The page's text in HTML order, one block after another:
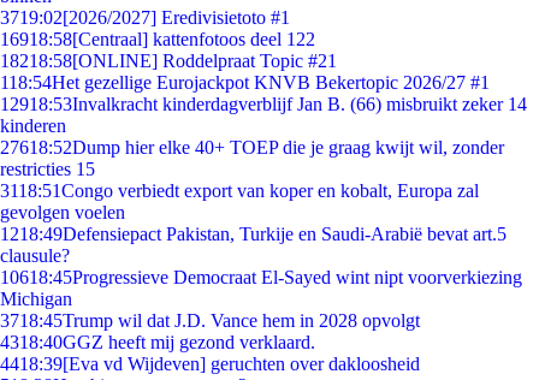
3719:02[2026/2027] Eredivisietoto #1
16918:58[Centraal] kattenfotoos deel 122
18218:58[ONLINE] Roddelpraat Topic #21
118:54Het gezellige Eurojackpot KNVB Bekertopic 2026/27 #1
12918:53Invalkracht kinderdagverblijf Jan B. (66) misbruikt zeker 14
kinderen
27618:52Dump hier elke 40+ TOEP die je graag kwijt wil, zonder
restricties 15
3118:51Congo verbiedt export van koper en kobalt, Europa zal
gevolgen voelen
1218:49Defensiepact Pakistan, Turkije en Saudi-Arabië bevat art.5
clausule?
10618:45Progressieve Democraat El-Sayed wint nipt voorverkiezing
Michigan
3718:45Trump wil dat J.D. Vance hem in 2028 opvolgt
4318:40GGZ heeft mij gezond verklaard.
4418:39[Eva vd Wijdeven] geruchten over dakloosheid